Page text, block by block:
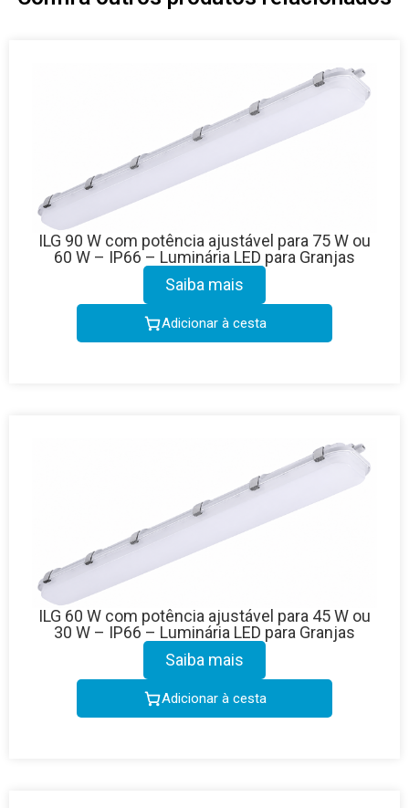
ILG 90 W com potência ajustável para 75 W ou
60 W – IP66 – Luminária LED para Granjas
Saiba mais
Adicionar à cesta
ILG 60 W com potência ajustável para 45 W ou
30 W – IP66 – Luminária LED para Granjas
Saiba mais
Adicionar à cesta